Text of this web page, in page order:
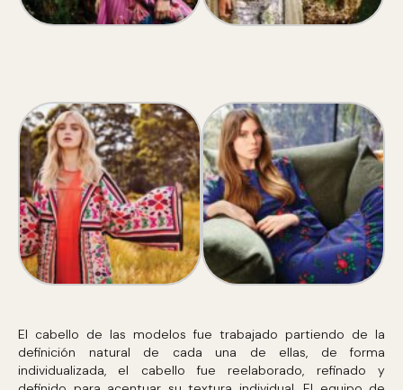
El cabello de las modelos fue trabajado partiendo de la
definición natural de cada una de ellas, de forma
individualizada, el cabello fue reelaborado, refinado y